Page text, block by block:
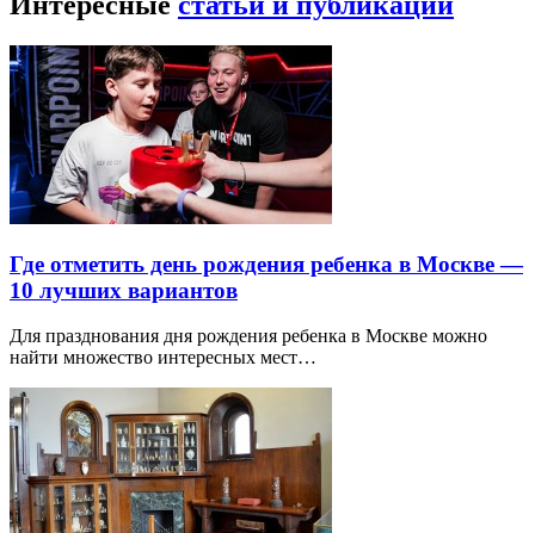
Где отметить день рождения ребенка в Москве —
10 лучших вариантов
Для празднования дня рождения ребенка в Москве можно
найти множество интересных мест…